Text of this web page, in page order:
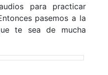
para practicar
pasemos a la
te sea de mucha